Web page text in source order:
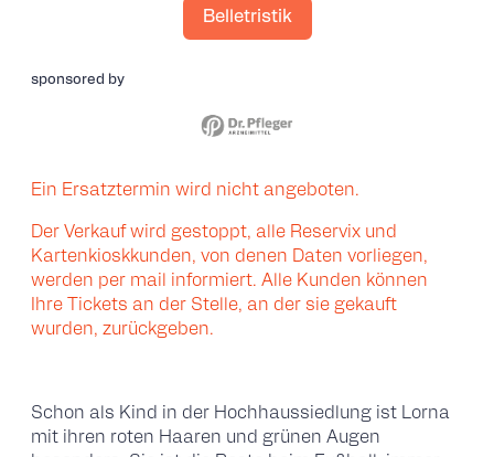
Belletristik
sponsored by
Ein Ersatztermin wird nicht angeboten.
Der Verkauf wird gestoppt, alle Reservix und
Kartenkioskkunden, von denen Daten vorliegen,
werden per mail informiert. Alle Kunden können
Ihre Tickets an der Stelle, an der sie gekauft
wurden, zurückgeben.
Schon als Kind in der Hochhaussiedlung ist Lorna
mit ihren roten Haaren und grünen Augen